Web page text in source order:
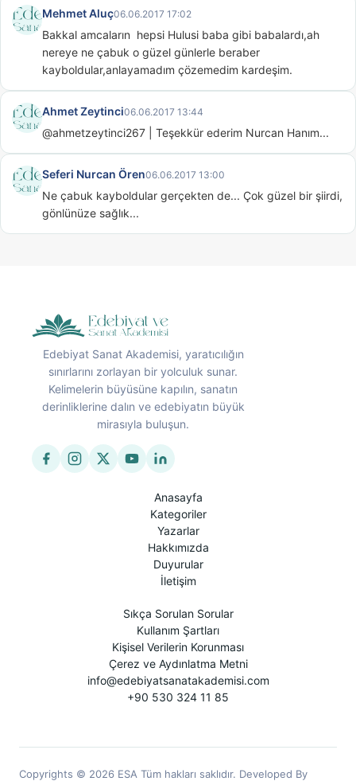
Mehmet Aluç06.06.2017 17:02
Bakkal amcaların  hepsi Hulusi baba gibi babalardı,ah
nereye ne çabuk o güzel günlerle beraber
kayboldular,anlayamadım çözemedim kardeşim.
Ahmet Zeytinci06.06.2017 13:44
@ahmetzeytinci267 | Teşekkür ederim Nurcan Hanım...
Seferi Nurcan Ören06.06.2017 13:00
Ne çabuk kayboldular gerçekten de... Çok güzel bir şiirdi,
gönlünüze sağlık...
Edebiyat Sanat Akademisi, yaratıcılığın
sınırlarını zorlayan bir yolculuk sunar.
Kelimelerin büyüsüne kapılın, sanatın
derinliklerine dalın ve edebiyatın büyük
mirasıyla buluşun.
Anasayfa
Kategoriler
Yazarlar
Hakkımızda
Duyurular
İletişim
Sıkça Sorulan Sorular
Kullanım Şartları
Kişisel Verilerin Korunması
Çerez ve Aydınlatma Metni
info@edebiyatsanatakademisi.com
+90 530 324 11 85
Copyrights © 2026 ESA Tüm hakları saklıdır. Developed By